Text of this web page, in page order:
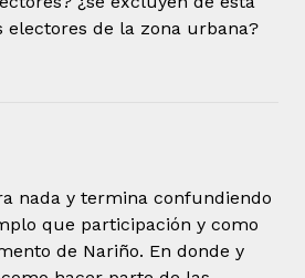
de la zona urbana?
nada y termina confundiendo
que participación y como
de Nariño. En donde y